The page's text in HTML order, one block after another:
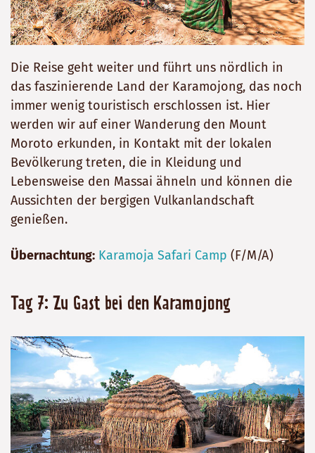
Die Reise geht weiter und führt uns nördlich in
das faszinierende Land der Karamojong, das noch
immer wenig touristisch erschlossen ist. Hier
werden wir auf einer Wanderung den Mount
Moroto erkunden, in Kontakt mit der lokalen
Bevölkerung treten, die in Kleidung und
Lebensweise den Massai ähneln und können die
Aussichten der bergigen Vulkanlandschaft
genießen.
Übernachtung: Karamoja Safari Camp (F/M/A)
Tag 7: Zu Gast bei den Karamojong